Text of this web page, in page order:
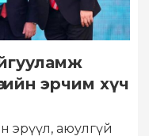
эрчим хүч
эрүүл, аюулгүй